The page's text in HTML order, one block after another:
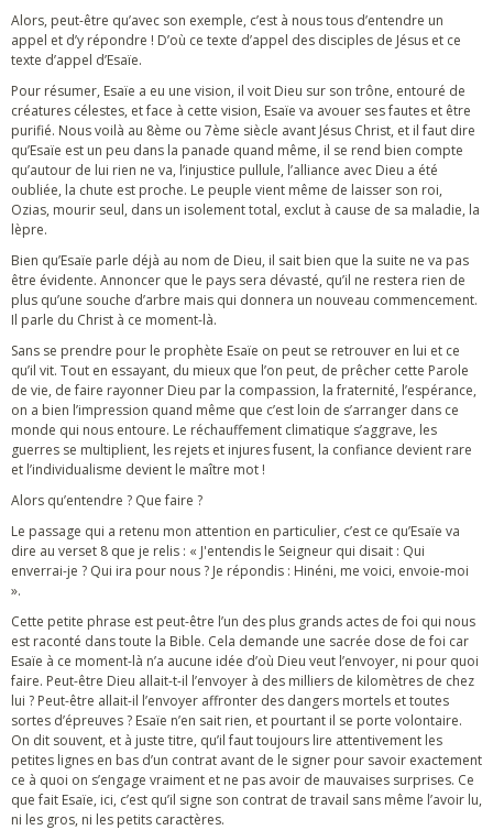
Alors, peut-être qu’avec son exemple, c’est à nous tous d’entendre un
appel et d’y répondre ! D’où ce texte d’appel des disciples de Jésus et ce
texte d’appel d’Esaïe.
Pour résumer, Esaïe a eu une vision, il voit Dieu sur son trône, entouré de
créatures célestes, et face à cette vision, Esaïe va avouer ses fautes et être
purifié. Nous voilà au 8ème ou 7ème siècle avant Jésus Christ, et il faut dire
qu’Esaïe est un peu dans la panade quand même, il se rend bien compte
qu’autour de lui rien ne va, l’injustice pullule, l’alliance avec Dieu a été
oubliée, la chute est proche. Le peuple vient même de laisser son roi,
Ozias, mourir seul, dans un isolement total, exclut à cause de sa maladie, la
lèpre.
Bien qu’Esaïe parle déjà au nom de Dieu, il sait bien que la suite ne va pas
être évidente. Annoncer que le pays sera dévasté, qu’il ne restera rien de
plus qu’une souche d’arbre mais qui donnera un nouveau commencement.
Il parle du Christ à ce moment-là.
Sans se prendre pour le prophète Esaïe on peut se retrouver en lui et ce
qu’il vit. Tout en essayant, du mieux que l’on peut, de prêcher cette Parole
de vie, de faire rayonner Dieu par la compassion, la fraternité, l’espérance,
on a bien l’impression quand même que c’est loin de s’arranger dans ce
monde qui nous entoure. Le réchauffement climatique s’aggrave, les
guerres se multiplient, les rejets et injures fusent, la confiance devient rare
et l’individualisme devient le maître mot !
Alors qu’entendre ? Que faire ?
Le passage qui a retenu mon attention en particulier, c’est ce qu’Esaïe va
dire au verset 8 que je relis : « J'entendis le Seigneur qui disait : Qui
enverrai-je ? Qui ira pour nous ? Je répondis : Hinéni, me voici, envoie-moi
».
Cette petite phrase est peut-être l’un des plus grands actes de foi qui nous
est raconté dans toute la Bible. Cela demande une sacrée dose de foi car
Esaïe à ce moment-là n’a aucune idée d’où Dieu veut l’envoyer, ni pour quoi
faire. Peut-être Dieu allait-t-il l’envoyer à des milliers de kilomètres de chez
lui ? Peut-être allait-il l’envoyer affronter des dangers mortels et toutes
sortes d’épreuves ? Esaïe n’en sait rien, et pourtant il se porte volontaire.
On dit souvent, et à juste titre, qu’il faut toujours lire attentivement les
petites lignes en bas d’un contrat avant de le signer pour savoir exactement
ce à quoi on s’engage vraiment et ne pas avoir de mauvaises surprises. Ce
que fait Esaïe, ici, c’est qu’il signe son contrat de travail sans même l’avoir lu,
ni les gros, ni les petits caractères.